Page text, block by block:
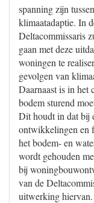
spanning zijn
klimaatadaptie. In
Deltacommissaris
gaan met deze
woningen te
gevolgen van
Daarnaast is in het
bodem sturend
Dit houdt in dat bij
ontwikkelingen en
het bodem- en
wordt gehouden
bij
van de
uitwerking hiervan.